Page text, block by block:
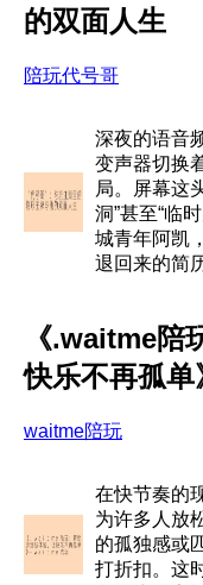
的双面人生
陪玩代号哥
深夜的语音
变声器切换
局。屏幕这
洞”甚至“临
城青年阿凯
退回来的简
《.waitme陪
快乐不再孤单
waitme陪玩
在快节奏的
为许多人放
的孤独感或
打折扣。这